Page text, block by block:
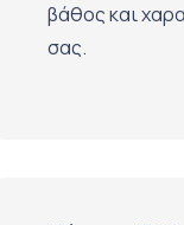
βάθος και
σας.